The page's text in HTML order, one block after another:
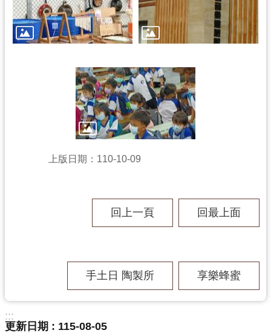
動
訊
息
上版日期：110-10-09
回上一頁 回最上面
手土日 陶製所 享樂蜂蜜
:::
更新日期
115-08-05